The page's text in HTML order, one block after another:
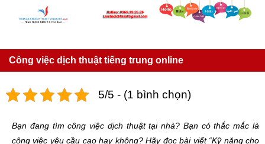
Công việc dịch thuật tiếng trung online
5/5 - (1 bình chọn)
Bạn đang tìm công việc dịch thuật tại nhà? Bạn có thắc mắc là
công việc yêu cầu cao hay không? Hãy đọc bài viết “Kỹ năng cho